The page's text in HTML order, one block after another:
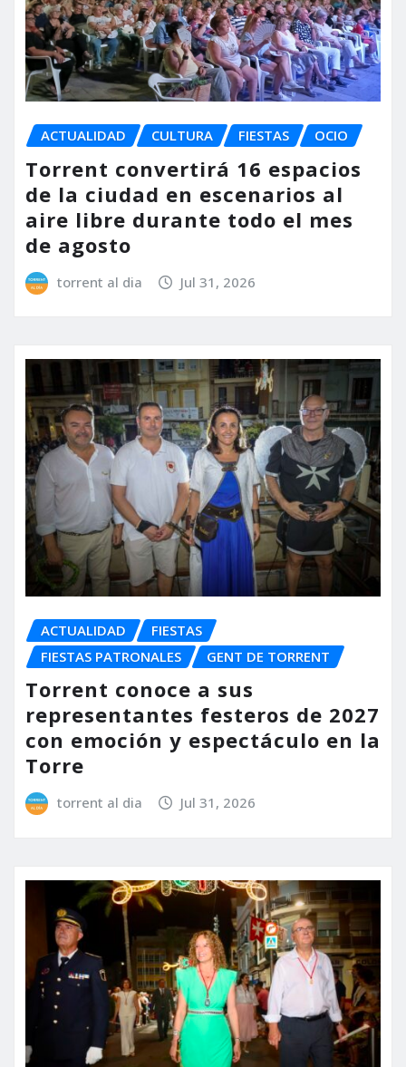
ACTUALIDAD CULTURA FIESTAS OCIO
Torrent convertirá 16 espacios
de la ciudad en escenarios al
aire libre durante todo el mes
de agosto
torrent al dia Jul 31, 2026
ACTUALIDAD
FIESTAS
FIESTAS PATRONALES
GENT DE TORRENT
Torrent conoce a sus
representantes festeros de 2027
con emoción y espectáculo en la
Torre
torrent al dia Jul 31, 2026